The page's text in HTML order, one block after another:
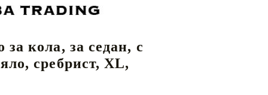
и софтбол
и лакрос
кола, за седан, с
сребрист, XL,